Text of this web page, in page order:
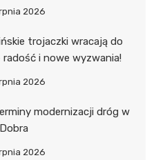
2026
trojaczki wracają do
radość i nowe wyzwania!
2026
modernizacji dróg w
2026